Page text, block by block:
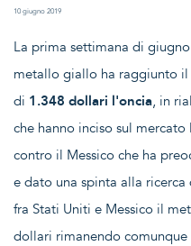
10 giugno 2019
La prima settimana di
metallo giallo ha raggiunto
di 1.348 dollari l'oncia, in
che hanno inciso sul
contro il Messico che ha
e dato una spinta alla
fra Stati Uniti e Messico il
dollari rimanendo